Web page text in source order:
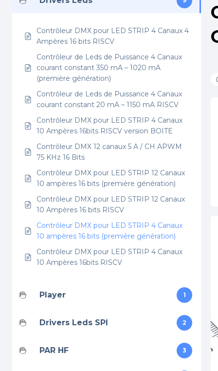
Contrôleur DMX pour LED STRIP 4 Canaux 4
Ampères 16 bits RISCV
Contrôleur de Leds de Puissance 4 Canaux
courant constant 350 mA – 1020 mA
(première génération)
Contrôleur de Leds de Puissance 4 Canaux
courant constant 20 mA – 1150 mA RISCV
Contrôleur DMX pour LED STRIP 4 Canaux
10 Ampères 16bits RISCV version BOITE
Contrôleur DMX 12 canaux 5 A / CH APWM
75 KHz 16 Bits
Contrôleur DMX pour LED STRIP 12 Canaux
10 ampères 16 bits (première génération)
Contrôleur DMX pour LED STRIP 12 Canaux
10 Ampères 16 bits RISCV
Contrôleur DMX pour LED STRIP 4 Canaux
10 ampères 16 bits (première génération)
Contrôleur DMX pour LED STRIP 4 Canaux
10 Ampères 16bits RISCV
Player 1
Drivers Leds SPI 2
PAR HF 3